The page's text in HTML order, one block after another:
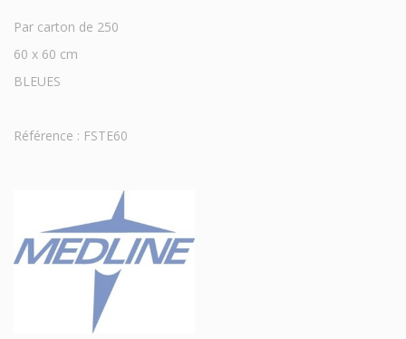
Par carton de 250
60 x 60 cm
BLEUES
Référence : FSTE60